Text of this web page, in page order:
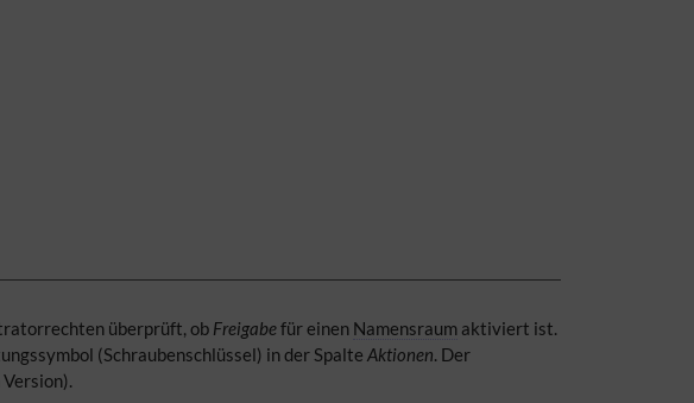
überprüft, ob Freigabefür einen Namensraum aktiviert ist.
(Schraubenschlüssel) in der Spalte Aktionen. Der